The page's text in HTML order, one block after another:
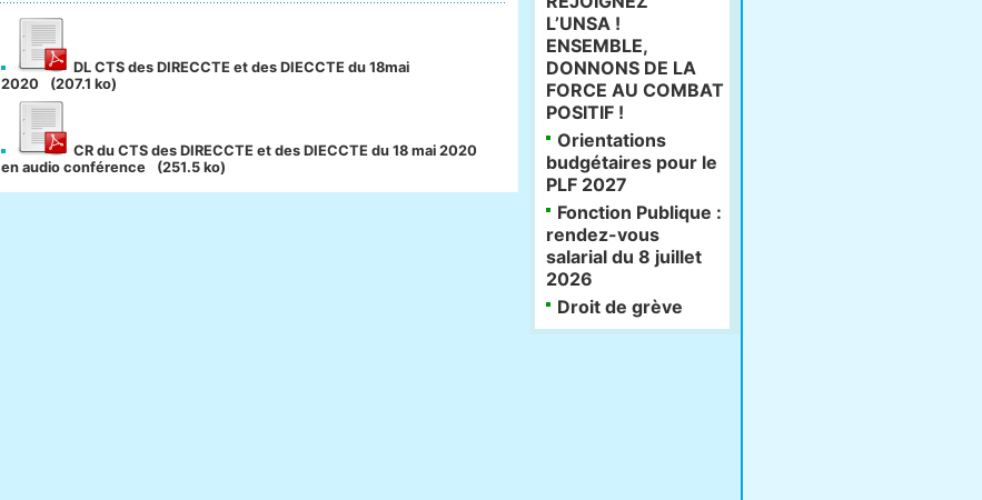
DL CTS des DIRECCTE et des DIECCTE du 18mai
2020
(207.1 ko)
CR du CTS des DIRECCTE et des DIECCTE du 18 mai 2020
en audio conférence
(251.5 ko)
L’UNSA !
ENSEMBLE,
DONNONS DE LA
FORCE AU COMBAT
POSITIF !
Orientations
budgétaires pour le
PLF 2027
Fonction Publique :
rendez-vous
salarial du 8 juillet
2026
Droit de grève